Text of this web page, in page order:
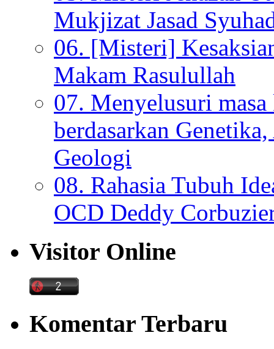
Mukjizat Jasad
06. [Misteri]
Makam Rasulullah
07. Menyelusuri
berdasarkan
Geologi
08. Rahasia Tubuh
OCD Deddy
Visitor Online
Komentar Terbaru